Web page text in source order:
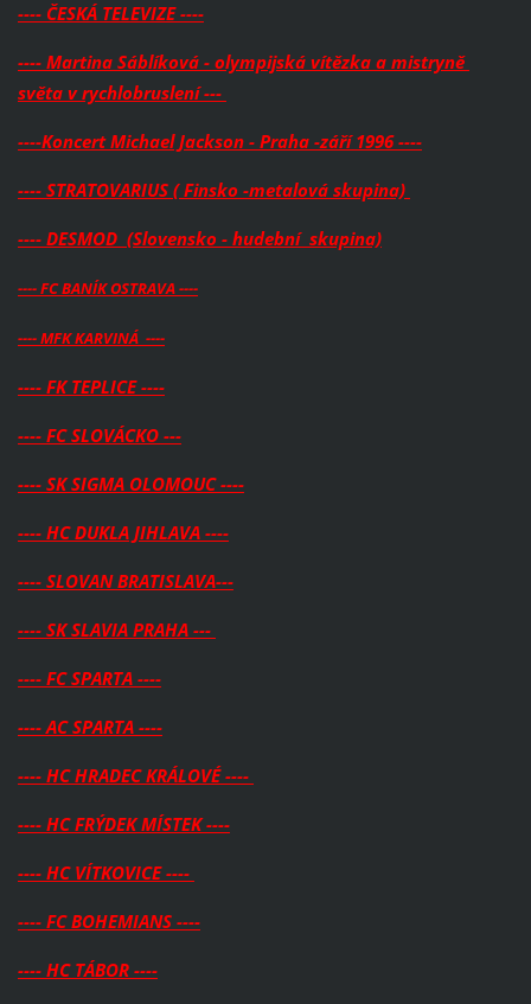
---- ČESKÁ TELEVIZE ----
---- Martina Sáblíková - olympijská vítězka a mistryně
světa v rychlobruslení ---
----Koncert Michael Jackson - Praha -září 1996 ----
---- STRATOVARIUS ( Finsko -metalová skupina)
---- DESMOD (Slovensko - hudební skupina)
---- FC BANÍK OSTRAVA ----
---- MFK KARVINÁ ----
---- FK TEPLICE ----
---- FC SLOVÁCKO ---
---- SK SIGMA OLOMOUC ----
---- HC DUKLA JIHLAVA ----
---- SLOVAN BRATISLAVA---
---- SK SLAVIA PRAHA ---
---- FC SPARTA ----
---- AC SPARTA ----
---- HC HRADEC KRÁLOVÉ ----
---- HC FRÝDEK MÍSTEK ----
---- HC VÍTKOVICE ----
---- FC BOHEMIANS ----
---- HC TÁBOR ----